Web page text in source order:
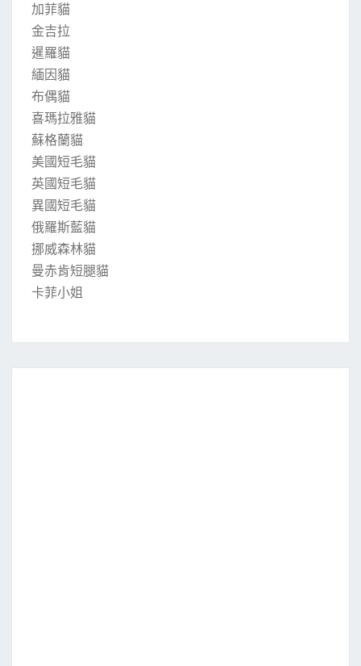
加菲貓
金吉拉
暹羅貓
緬因貓
布偶貓
喜瑪拉雅貓
蘇格蘭貓
美國短毛貓
英國短毛貓
異國短毛貓
俄羅斯藍貓
挪威森林貓
曼赤肯短腿貓
卡菲小姐